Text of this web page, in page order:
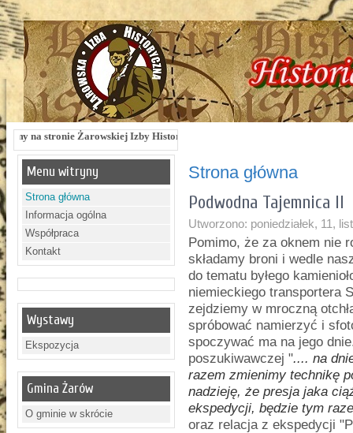
Żarowskiej Izby Historycznej !!! Żarowska Izba Historyczna, ul.
Menu witryny
Strona główna
Informacja ogólna
Współpraca
Kontakt
Wystawy
Ekspozycja
Gmina Żarów
O gminie w skrócie
Strona główna
Podwodna Tajemnica II
Utworzono: poniedziałek, 11,
Pomimo, że za oknem nie
składamy broni i wedle
do tematu byłego
niemieckiego transportera
zejdziemy w mroczną
spróbować namierzyć i
spoczywać ma na jego
poszukiwawczej ".... na
razem zmienimy technikę
nadzieję, że presja jaka
ekspedycji, będzie tym
oraz relacja z ekspedycji